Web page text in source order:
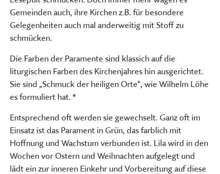
Gemeinden auch, ihre Kirchen z.B. für besondere
Gelegenheiten auch mal anderweitig mit Stoff zu
schmücken.
Die Farben der Paramente sind klassich auf die
liturgischen Farben des Kirchenjahres hin ausgerichtet.
Sie sind „Schmuck der heiligen Orte“, wie Wilhelm Löhe
es formuliert hat. *
Entsprechend oft werden sie gewechselt. Ganz oft im
Einsatz ist das Parament in Grün, das farblich mit
Hoffnung und Wachstum verbunden ist. Lila wird in den
Wochen vor Ostern und Weihnachten aufgelegt und
lädt ein zur inneren Einkehr und Vorbereitung auf diese